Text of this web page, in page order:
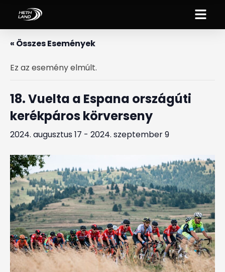
« Összes Események
Ez az esemény elmúlt.
18. Vuelta a Espana országúti
kerékpáros körverseny
2024. augusztus 17 - 2024. szeptember 9